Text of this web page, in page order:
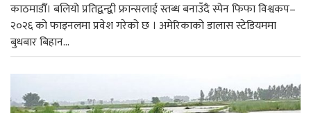
काठमाडौँ। बलियो प्रतिद्वन्द्वी फ्रान्सलाई स्तब्ध बनाउँदै स्पेन फिफा विश्वकप–
२०२६ को फाइनलमा प्रवेश गरेको छ । अमेरिकाको डालास स्टेडियममा
बुधबार बिहान...